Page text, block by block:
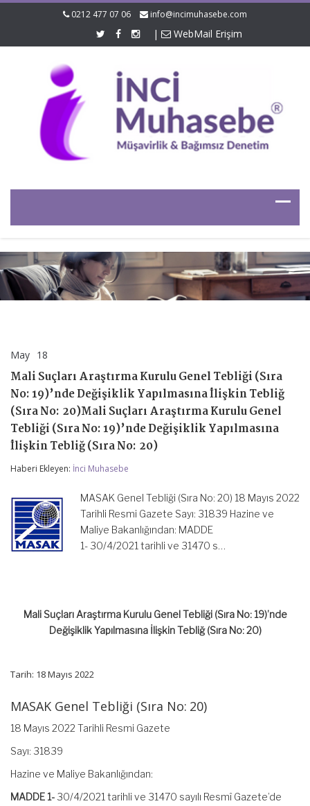
0212 477 07 06 info@incimuhasebe.com
| WebMail Erişim
May 18
Araştırma
Kurulu
Tebliği
(Sıra
No:
19)’nde
Yapılmasına
Tebliğ
20)Mali
Suçları
No:
19)’nde
Değişiklik
Tebliğ
20)
Mali Suçları Araştırma Kurulu Genel Tebliği (Sıra
No: 19)’nde Değişiklik Yapılmasına İlişkin Tebliğ
(Sıra No: 20)Mali Suçları Araştırma Kurulu Genel
Tebliği (Sıra No: 19)’nde Değişiklik Yapılmasına
İlişkin Tebliğ (Sıra No: 20)
Haberi Ekleyen: İnci Muhasebe
MASAK Genel Tebliği (Sıra No: 20) 18 Mayıs 2022
Tarihli Resmi Gazete Sayı: 31839 Hazine ve
Maliye Bakanlığından: MADDE
1- 30/4/2021 tarihli ve 31470 s…
Mali Suçları Araştırma Kurulu Genel Tebliği (Sıra No: 19)’nde
Değişiklik Yapılmasına İlişkin Tebliğ (Sıra No: 20)
Tarih: 18 Mayıs 2022
MASAK Genel Tebliği (Sıra No: 20)
18 Mayıs 2022 Tarihli Resmi Gazete
Sayı: 31839
Hazine ve Maliye Bakanlığından:
MADDE 1- 30/4/2021 tarihli ve 31470 sayılı Resmî Gazete’de